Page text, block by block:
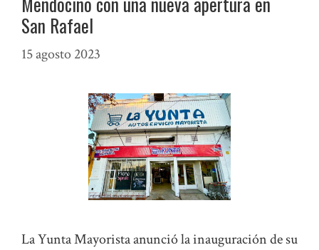
San Rafael
15 agosto 2023
La Yunta Mayorista anunció la inauguración de su